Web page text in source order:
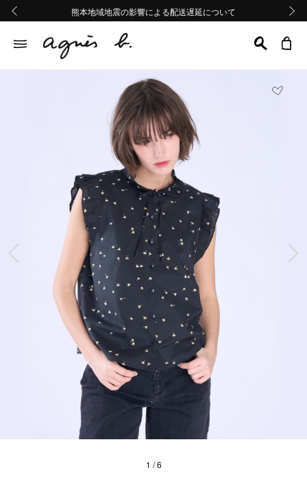
熊本地域地震の影響による配送遅延について
Summer Sale 2buy10%OFF!!
熊本地域地震の影響による配送遅延について
Summer Sale 2buy10%OFF!!
前の画像
1 / 6